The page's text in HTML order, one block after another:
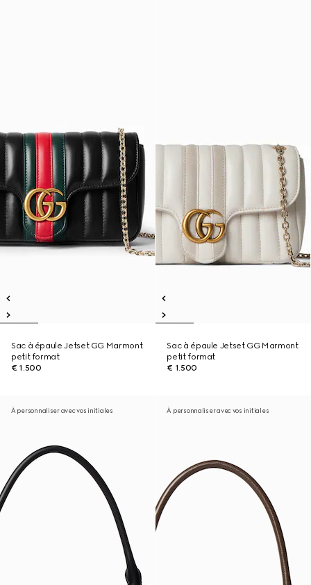
Sac à épaule Jetset GG Marmont
petit format
€ 1.500
Sac à épaule Jetset GG Marmont
petit format
€ 1.500
À personnaliser avec vos initiales À personnaliser avec vos initiales